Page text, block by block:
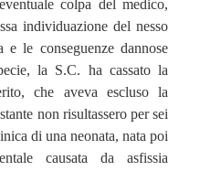
colpa del medico,
individuazione del nesso
le conseguenze dannose
la S.C. ha cassato la
che aveva escluso la
non risultassero per sei
di una neonata, nata poi
causata da asfissia